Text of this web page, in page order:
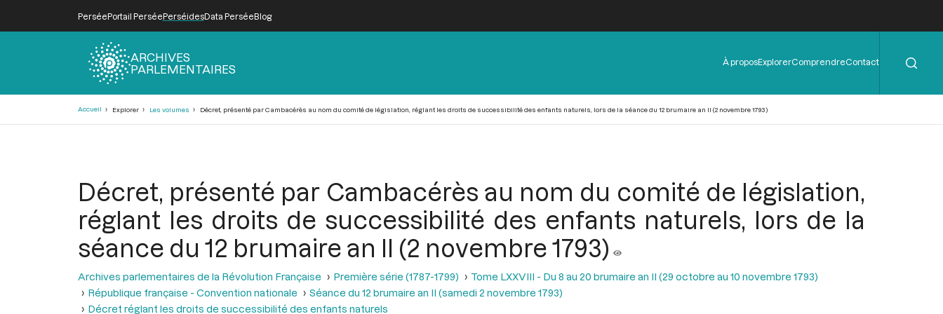
PerséePortail PerséePerséidesData PerséeBlog
ARCHIVES
PARLEMENTAIRES
Menu
de
À proposExplorerComprendreContact
Accueil Explorer Les volumes Décret, présenté par Cambacérès au nom du comité de législation, réglant les droits de successibilité des enfants naturels, lors de la séance du 12 brumaire an II (2 novembre 1793)
Décret, présenté par Cambacérès au nom du comité de législation,
réglant les droits de successibilité des enfants naturels, lors de la
séance du 12 brumaire an II (2 novembre 1793)
Archives parlementaires de la Révolution Française Première série (1787-1799)
Tome LXXVIII - Du 8 au 20 brumaire an II (29 octobre au 10 novembre 1793)
République française - Convention nationale
Séance du 12 brumaire an II (samedi 2 novembre 1793)
Décret réglant les droits de successibilité des enfants naturels